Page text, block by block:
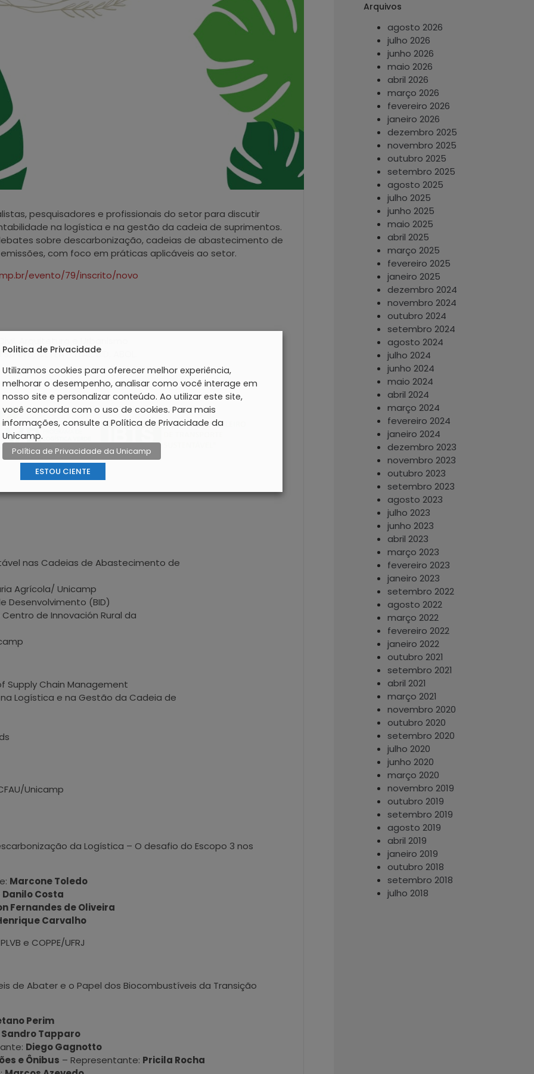
pesquisadores e profissionais do setor para discutir
na logística e na gestão da cadeia de suprimentos.
sobre descarbonização, cadeias de abastecimento de
com foco em práticas aplicáveis ao setor.
evento/79/inscrito/novo
Arquitetura e Urbanismo
CETEA – ITAL, BID, ABOL.
nas Cadeias de Abastecimento de
Agrícola/ Unicamp
Desenvolvimento (BID)
de Innovación Rural da
Supply Chain Management
Logística e na Gestão da Cadeia de
Unicamp
da Logística – O desafio do Escopo 3 nos
Marcone Toledo
Danilo Costa
Fernandes de Oliveira
Carvalho
e COPPE/UFRJ
de Abater e o Papel dos Biocombustíveis da Transição
Perim
Sandro Tapparo
Diego Gagnotto
e Ônibus – Representante: Pricila Rocha
Arquivos
agosto 2026
julho 2026
junho 2026
maio 2026
abril 2026
março 2026
fevereiro 2026
janeiro 2026
dezembro 2025
novembro 2025
outubro 2025
setembro 2025
agosto 2025
julho 2025
junho 2025
maio 2025
abril 2025
março 2025
fevereiro 2025
janeiro 2025
dezembro 2024
novembro 2024
outubro 2024
setembro 2024
agosto 2024
julho 2024
junho 2024
maio 2024
abril 2024
março 2024
fevereiro 2024
janeiro 2024
dezembro 2023
novembro 2023
outubro 2023
setembro 2023
agosto 2023
julho 2023
junho 2023
abril 2023
março 2023
fevereiro 2023
janeiro 2023
setembro 2022
agosto 2022
março 2022
fevereiro 2022
janeiro 2022
outubro 2021
setembro 2021
abril 2021
março 2021
novembro 2020
outubro 2020
setembro 2020
julho 2020
junho 2020
março 2020
novembro 2019
outubro 2019
setembro 2019
agosto 2019
abril 2019
janeiro 2019
outubro 2018
setembro 2018
julho 2018
Politica de Privacidade
Utilizamos cookies para oferecer melhor experiência,
melhorar o desempenho, analisar como você interage em
nosso site e personalizar conteúdo. Ao utilizar este site,
você concorda com o uso de cookies. Para mais
informações, consulte a Política de Privacidade da
Unicamp.
Política de Privacidade da Unicamp
ESTOU CIENTE